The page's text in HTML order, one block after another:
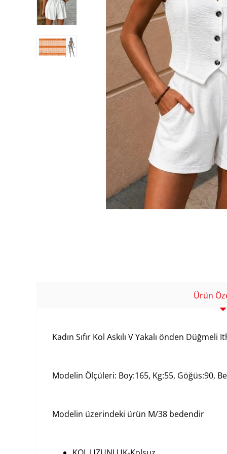
Ürün
Kadın Sıfır Kol Askılı V Yakalı önden
Modelin Ölçüleri: Boy:165, Kg:55, Göğüs:90,
Modelin üzerindeki ürün M/38 bedendir